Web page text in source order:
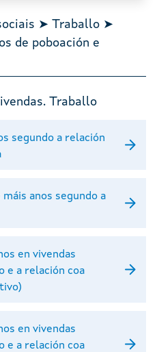
➤ Traballo ➤
de poboación e
Traballo
segundo a relación
máis anos segundo a
en vivendas
e a relación coa
en vivendas
e a relación coa